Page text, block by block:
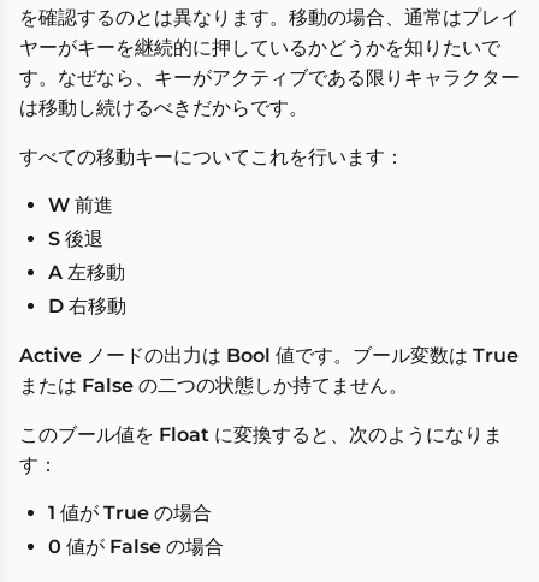
を確認するのとは異なります。移動の場合、通常はプレイ
ヤーがキーを継続的に押しているかどうかを知りたいで
す。なぜなら、キーがアクティブである限りキャラクター
は移動し続けるべきだからです。
すべての移動キーについてこれを行います：
W 前進
S 後退
A 左移動
D 右移動
Active ノードの出力は Bool 値です。ブール変数は True
または False の二つの状態しか持てません。
このブール値を Float に変換すると、次のようになりま
す：
1 値が True の場合
0 値が False の場合